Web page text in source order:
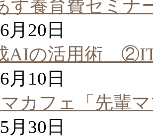
す養育費セミナ
月20日
AIの活用術 ②IT
月10日
カフェ「先輩
月30日